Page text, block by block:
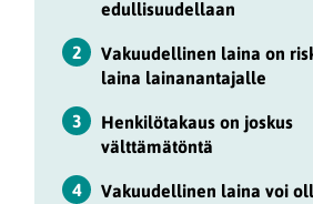
edullisuudellaan
2
Vakuudellinen laina on
laina lainanantajalle
3
Henkilötakaus on joskus
välttämätöntä
4
Vakuudellinen laina voi